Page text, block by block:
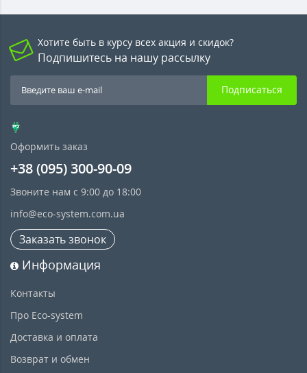
Хотите быть в курсу всех акция и скидок?
Подпишитесь на нашу рассылку
Подписаться
Оформить заказ
+38 (095) 300-90-09
Звоните нам с 9:00 до 18:00
info@eco-system.com.ua
Заказать звонок
Информация
Контакты
Про Eco-system
Доставка и оплата
Возврат и обмен